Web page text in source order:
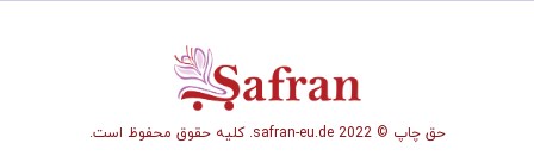
حق چاپ © safran-eu.de 2022. کلیه حقوق محفوظ است.